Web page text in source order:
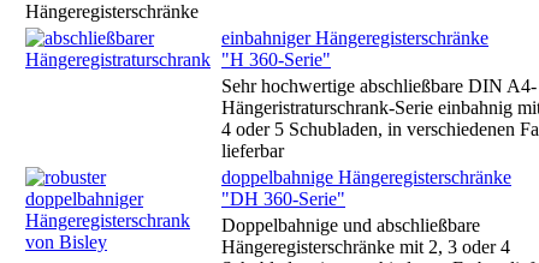
Hängeregisterschränke
einbahniger Hängeregisterschränke
"H 360-Serie"
Sehr hochwertige abschließbare DIN A4-
Hängeristraturschrank-Serie einbahnig
4 oder 5 Schubladen, in verschiedenen
lieferbar
doppelbahnige Hängeregisterschränke
"DH 360-Serie"
Doppelbahnige und abschließbare
Hängeregisterschränke mit 2, 3 oder 4